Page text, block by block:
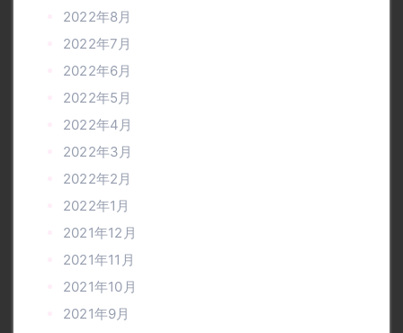
2022年8月
2022年7月
2022年6月
2022年5月
2022年4月
2022年3月
2022年2月
2022年1月
2021年12月
2021年11月
2021年10月
2021年9月